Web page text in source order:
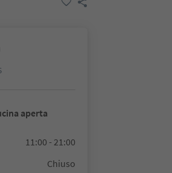
aperta
11:00 - 21:00
Chiuso